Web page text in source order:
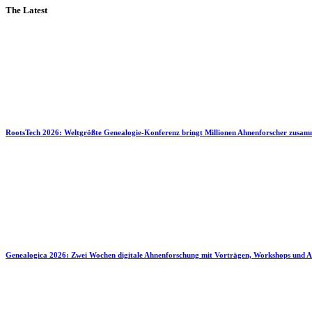
The Latest
RootsTech 2026: Weltgrößte Genealogie-Konferenz bringt Millionen Ahnenforscher
Genealogica 2026: Zwei Wochen digitale Ahnenforschung mit Vorträgen, Workshops und